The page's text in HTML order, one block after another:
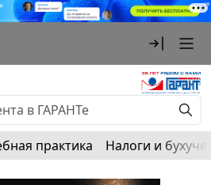
практика Налоги и